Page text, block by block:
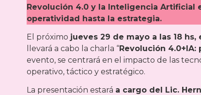
Revolución 4.0 y la Inteligencia Artificial
operatividad hasta la estrategia.
El próximo jueves 29 de mayo a las 18 hs,
llevará a cabo la charla “Revolución
evento, se centrará en el impacto de las
operativo, táctico y estratégico.
La presentación estará a cargo del Lic.